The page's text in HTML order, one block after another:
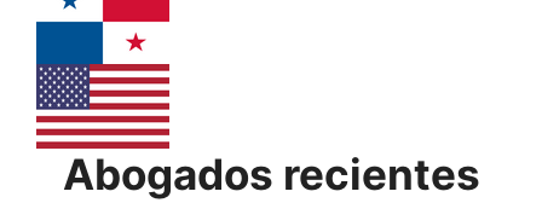
Abogados recientes